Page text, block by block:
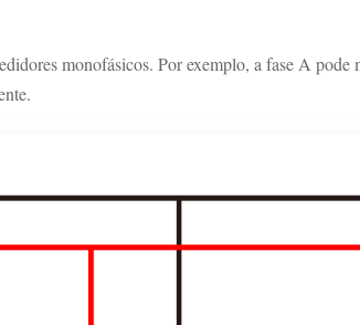
monofásicos. Por exemplo, a fase A